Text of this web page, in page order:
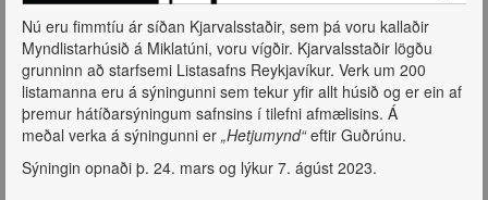
Nú eru fimmtíu ár síðan Kjarvalsstaðir, sem þá voru kallaðir
Myndlistarhúsið á Miklatúni, voru vígðir. Kjarvalsstaðir lögðu
grunninn að starfsemi Listasafns Reykjavíkur. Verk um 200
listamanna eru á sýningunni sem tekur yfir allt húsið og er ein af
þremur hátíðarsýningum safnsins í tilefni afmælisins. Á
meðal verka á sýningunni er „Hetjumynd“eftir Guðrúnu.
Sýningin opnaði þ. 24. mars og lýkur 7. ágúst 2023.